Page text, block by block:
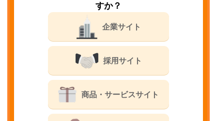
すか？
企業サイト
採用サイト
商品・サービスサイト